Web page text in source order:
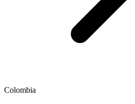
Colombia